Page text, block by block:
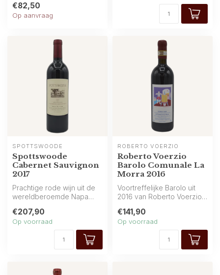
€82,50
Op aanvraag
SPOTTSWOODE
Spottswoode
Cabernet Sauvignon
2017
Prachtige rode wijn uit de
wereldberoemde Napa
Spottswoo...
€207,90
Op voorraad
ROBERTO VOERZIO
Roberto Voerzio
Barolo Comunale La
Morra 2016
Voortreffelijke Barolo uit
2016 van Roberto Voerzio,
€141,90
Op voorraad